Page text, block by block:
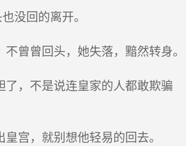
没回的离开。
曾曾回头，她失落，黯然转身。
，不是说连皇家的人都敢欺骗
宫，就别想他轻易的回去。